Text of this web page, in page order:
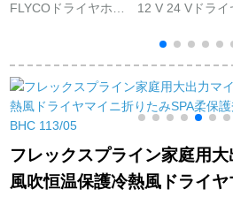
FLYCOドライヤホー
ンドライヤー冷熱風
理髪店サイロンFH
6105標準装備+飛科
7805鼻毛器
12 V 24 Vドライ
自車運転屋外旅
ライヤカー霧除
ドライヤ風筒車
ライヤ熱風24 V
バス/トラック
フレックスプライン家庭用
風吹恒温保護冷熱風ドライ